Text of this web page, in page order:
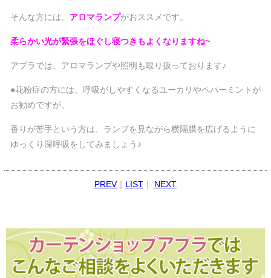
そんな方には、 アロマランプがおススメです。
柔らかい光が緊張をほぐし寝つきもよくなりますね~
アプラでは、アロマランプや照明も取り扱っております♪
●花粉症の方には、呼吸がしやすくなるユーカリやペパーミントが
お勧めですが、
香りが苦手という方は、ランプを見ながら横隔膜を広げるように
ゆっくり深呼吸をしてみましょう♪
PREV｜ LIST｜ NEXT